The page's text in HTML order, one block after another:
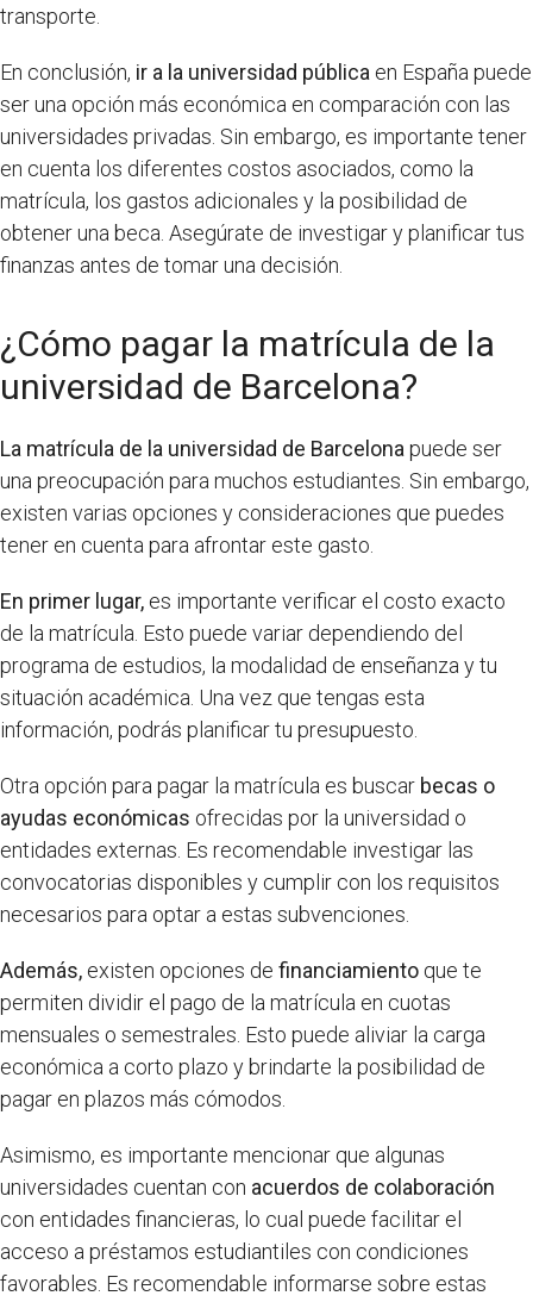
transporte.
En conclusión, ir a la universidad pública en España puede
ser una opción más económica en comparación con las
universidades privadas. Sin embargo, es importante tener
en cuenta los diferentes costos asociados, como la
matrícula, los gastos adicionales y la posibilidad de
obtener una beca. Asegúrate de investigar y planificar tus
finanzas antes de tomar una decisión.
¿Cómo pagar la matrícula de la
universidad de Barcelona?
La matrícula de la universidad de Barcelona puede ser
una preocupación para muchos estudiantes. Sin embargo,
existen varias opciones y consideraciones que puedes
tener en cuenta para afrontar este gasto.
En primer lugar, es importante verificar el costo exacto
de la matrícula. Esto puede variar dependiendo del
programa de estudios, la modalidad de enseñanza y tu
situación académica. Una vez que tengas esta
información, podrás planificar tu presupuesto.
Otra opción para pagar la matrícula es buscar becas o
ayudas económicas ofrecidas por la universidad o
entidades externas. Es recomendable investigar las
convocatorias disponibles y cumplir con los requisitos
necesarios para optar a estas subvenciones.
Además, existen opciones de financiamiento que te
permiten dividir el pago de la matrícula en cuotas
mensuales o semestrales. Esto puede aliviar la carga
económica a corto plazo y brindarte la posibilidad de
pagar en plazos más cómodos.
Asimismo, es importante mencionar que algunas
universidades cuentan con acuerdos de colaboración
con entidades financieras, lo cual puede facilitar el
acceso a préstamos estudiantiles con condiciones
favorables. Es recomendable informarse sobre estas